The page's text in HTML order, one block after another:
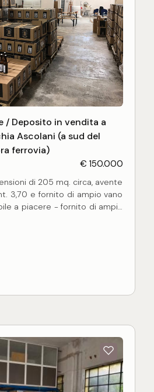
/ Deposito in vendita a
Ascolani (a sud del
ferrovia)
€ 150.000
di 205 mq. circa, avente
3,70 e fornito di ampio vano
a piacere - fornito di ampia
di antibagno.
legno conferisce atmosfera al
e comoda posizione per